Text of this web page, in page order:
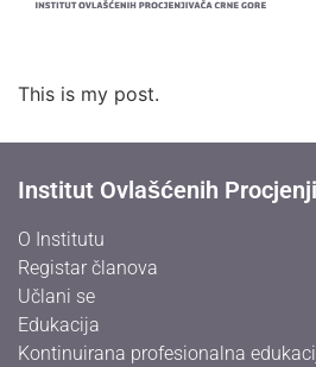
This is my post.
Institut Ovlašćenih
O Institutu
Registar članova
Učlani se
Edukacija
Kontinuirana profesionalna